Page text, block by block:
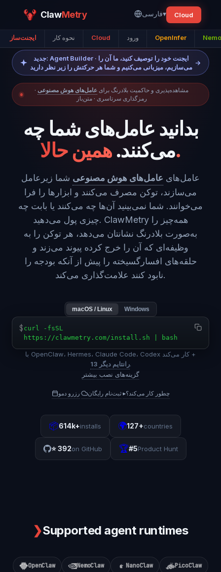
ClawMetry فارسی▾ Cloud
ایجنت‌ساز نحوه کار Cloud ورود OpenInfer
جدید: Agent Builder · ایجنت خود را توصیف کنید، ما آن را
می‌سازیم، میزبانی می‌کنیم و شما هر حرکتش را زیر نظر دارید
→
مشاهده‌پذیری و حاکمیت بلادرنگ برای عامل‌های هوش مصنوعی ·
رمزگذاری سرتاسری · متن‌باز
بدانید عامل‌های شما چه
می‌کنند.همین حالا.
عامل‌های عامل‌های هوش مصنوعی شما زیرعامل
می‌سازند، توکن مصرف می‌کنند و ابزارها را فرا
می‌خوانند. شما نمی‌بینید آن‌ها چه می‌کنند یا بابت چه
چیزی پول می‌دهید. ClawMetry همه‌چیز را
به‌صورت بلادرنگ نشانتان می‌دهد، هر توکن را به
وظیفه‌ای که آن را خرج کرده پیوند می‌زند و
حلقه‌های افسارگسیخته را پیش از آنکه بودجه را
نابود کنند علامت‌گذاری می‌کند.
macOS / Linux Windows
$ curl -fsSL
https://clawmetry.com/install.sh | bash
با OpenClaw، Hermes، Claude Code، Codex کار می‌کند +
13 رانتایم دیگر.
گزینه‌های نصب بیشتر
رزرو دمو· ثبت‌نام رایگان·▸چطور کار می‌کند؟
📦614k+installs 🌍127+countries
⭐392on GitHub 🏆#5Product Hunt
❯Supported agent runtimes
OpenClaw NemoClaw NanoClaw PicoClaw